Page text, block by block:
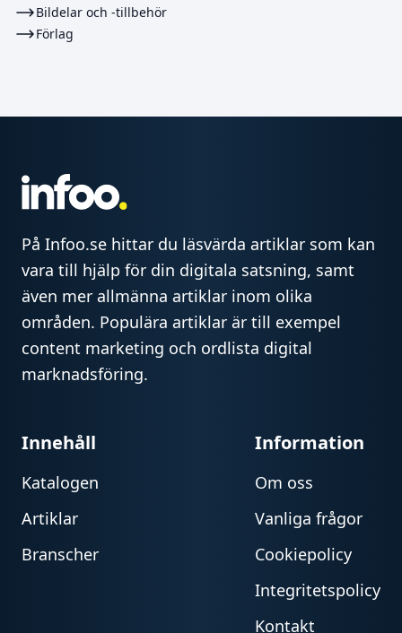
Bildelar och -tillbehör
Förlag
På Infoo.se hittar du läsvärda artiklar som kan
vara till hjälp för din digitala satsning, samt
även mer allmänna artiklar inom olika
områden. Populära artiklar är till exempel
content marketing och ordlista digital
marknadsföring.
Innehåll
Katalogen
Artiklar
Branscher
Information
Om oss
Vanliga frågor
Cookiepolicy
Integritetspolicy
Kontakt